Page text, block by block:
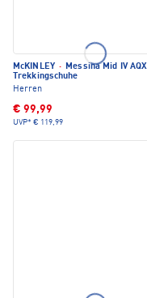
McKINLEY · Messina Mid IV AQX
Trekkingschuhe
Herren
€ 99,99
UVP* € 119,99